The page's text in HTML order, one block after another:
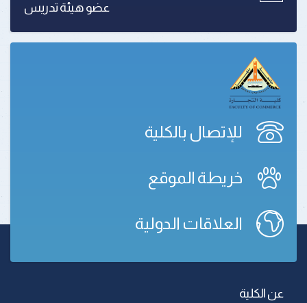
عضو هيئة تدريس
للإتصال بالكلية
خريطة الموقع
العلاقات الدولية
عن الكلية